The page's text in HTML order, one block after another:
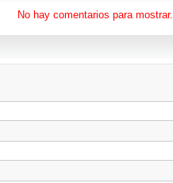
No hay comentarios para mostrar.